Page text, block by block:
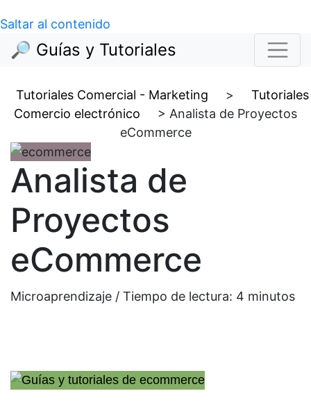
Saltar al contenido
🔎 Guías y Tutoriales
Tutoriales Comercial - Marketing >
Tutoriales
Comercio electrónico
> Analista de Proyectos
eCommerce
Analista de
Proyectos
eCommerce
Microaprendizaje / Tiempo de lectura: 4 minutos